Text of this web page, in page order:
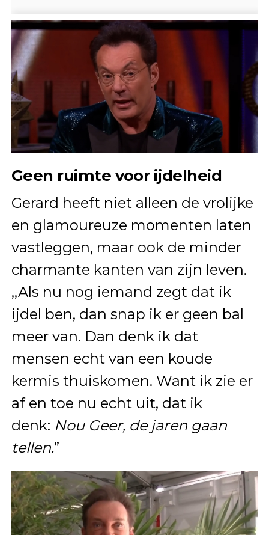
Geen ruimte voor ijdelheid
Gerard heeft niet alleen de vrolijke
en glamoureuze momenten laten
vastleggen, maar ook de minder
charmante kanten van zijn leven.
,,Als nu nog iemand zegt dat ik
ijdel ben, dan snap ik er geen bal
meer van. Dan denk ik dat
mensen echt van een koude
kermis thuiskomen. Want ik zie er
af en toe nu echt uit, dat ik
denk: Nou Geer, de jaren gaan
tellen.”